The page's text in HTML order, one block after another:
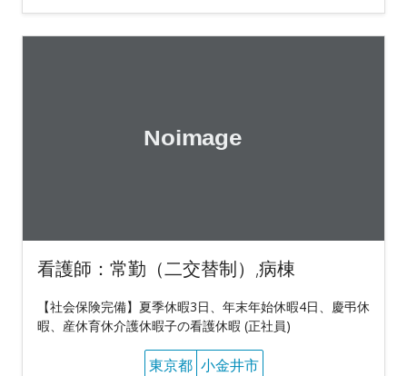
看護師：常勤（二交替制）,病棟
【社会保険完備】夏季休暇3日、年末年始休暇4日、慶弔休
暇、産休育休介護休暇子の看護休暇 (正社員)
東京都 小金井市